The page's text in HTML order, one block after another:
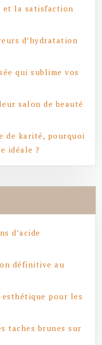
et la satisfaction
d’hydratation
qui sublime vos
salon de beauté
de karité, pourquoi
idéale ?
d’acide
définitive au
pour les
taches brunes sur